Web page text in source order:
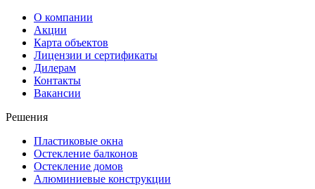
О компании
Акции
Карта объектов
Лицензии и сертификаты
Дилерам
Контакты
Вакансии
Решения
Пластиковые окна
Остекление балконов
Остекление домов
Алюминиевые конструкции